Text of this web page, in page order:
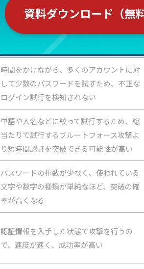
時間をかけながら、多くのアカウントに対
して少数のパスワードを試すため、不正な
ログイン試行を検知されない
単語や人名などに絞って試行するため、総
当たりで試行するブルートフォース攻撃よ
り短時間認証を突破できる可能性が高い
パスワードの桁数が少なく、使われている
文字や数字の種類が単純なほど、突破の確
率が高くなる
認証情報を入手した状態で攻撃を行うの
で、速度が速く、成功率が高い